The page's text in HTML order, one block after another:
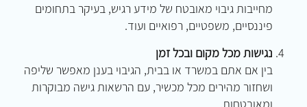
מחייבות גיבוי מאובטח של מידע רגיש, בעיקר בתחומים
פיננסיים, משפטיים, רפואיים ועוד.
נגישות מכל מקום ובכל זמן
בין אם אתם במשרד או בבית, הגיבוי בענן מאפשר שליפה
ושחזור מהירים מכל מכשיר, עם הרשאות גישה מבוקרות